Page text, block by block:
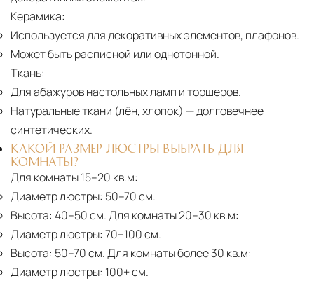
Керамика:
Используется для декоративных элементов, плафонов.
Может быть расписной или однотонной.
Ткань:
Для абажуров настольных ламп и торшеров.
Натуральные ткани (лён, хлопок) — долговечнее
синтетических.
КАКОЙ РАЗМЕР ЛЮСТРЫ ВЫБРАТЬ ДЛЯ
КОМНАТЫ?
Для комнаты 15–20 кв.м:
Диаметр люстры: 50–70 см.
Высота: 40–50 см. Для комнаты 20–30 кв.м:
Диаметр люстры: 70–100 см.
Высота: 50–70 см. Для комнаты более 30 кв.м:
Диаметр люстры: 100+ см.